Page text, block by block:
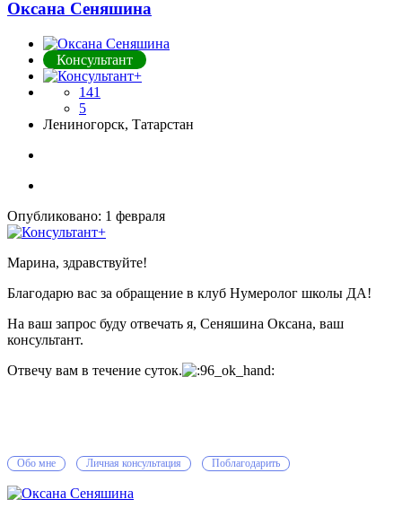
Оксана Сеняшина
Консультант
141
5
Лениногорск, Татарстан
Опубликовано: 1 февраля
Марина, здравствуйте!
Благодарю вас за обращение в клуб Нумеролог школы ДА!
На ваш запрос буду отвечать я, Сеняшина Оксана, ваш
консультант.
Отвечу вам в течение суток.
Обо мне Личная консультация Поблагодарить